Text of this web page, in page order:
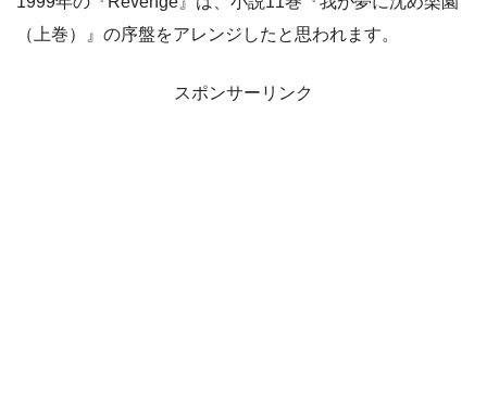
（上巻）』の序盤をアレンジしたと思われます。
スポンサーリンク